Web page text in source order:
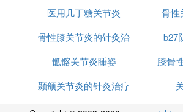
医用几丁糖关节炎
骨性
骨性膝关节炎的针灸治
疗
b27
骶髂关节炎睡姿
膝骨
颞颌关节炎的针灸治疗